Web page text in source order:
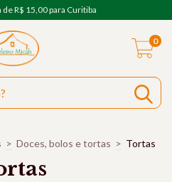
R$ 15,00 para Curitiba
0
> Doces, bolos e tortas > Tortas